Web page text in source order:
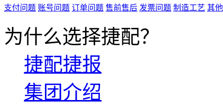
支付问题 账号问题 订单问题 售前售后 发票问题 制造工艺 其他
为什么选择捷配？
捷配捷报
集团介绍